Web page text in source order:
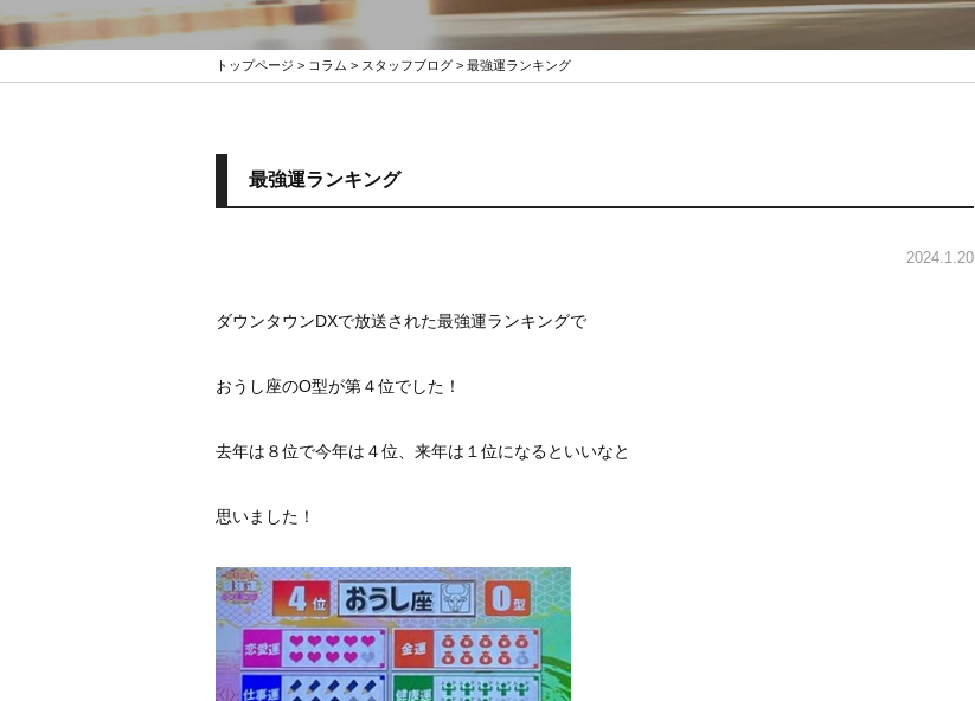
トップページ > コラム > スタッフブログ > 最強運ランキング
最強運ランキング
2024.1.20
ダウンタウンDXで放送された最強運ランキングで
おうし座のO型が第４位でした！
去年は８位で今年は４位、来年は１位になるといいなと
思いました！